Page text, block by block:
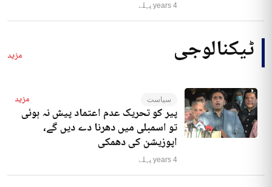
4 years پہلے
ٹیکنالوجی مزید
سیاست مزید
پیر کو تحریک عدم اعتماد پیش نہ ہوئی
تو اسمبلی میں دھرنا دے دیں گے،
اپوزیشن کی دھمکی
4 years پہلے